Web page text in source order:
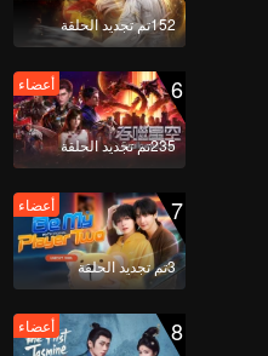
152تم تجديد الحلقة
6
235تم تجديد الحلقة
أعضاء
7
3تم تجديد الحلقة
أعضاء
8 أعضاء